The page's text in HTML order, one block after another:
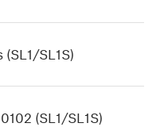
(SL1/SL1S)
(SL1/SL1S)